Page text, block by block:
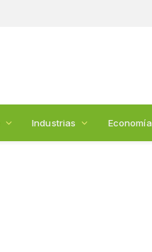
Industrias Economía